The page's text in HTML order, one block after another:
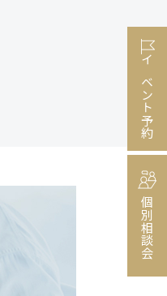
イベント予約
個別相談会